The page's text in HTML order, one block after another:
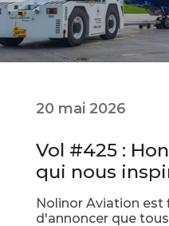
20 mai 2026
Vol #425 :
qui nous
Nolinor Aviation est
d'annoncer que